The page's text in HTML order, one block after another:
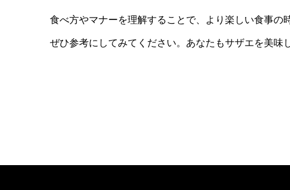
食べ方やマナーを理解することで、より楽しい食事の
ぜひ参考にしてみてください。あなたもサザエを美味